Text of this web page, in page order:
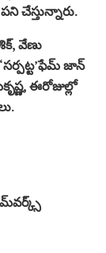
చేస్తున్నారు.
వేణు
జాన్
ఈరోజుల్లో